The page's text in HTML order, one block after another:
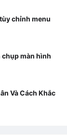
chỉnh menu
màn hình
Và Cách Khắc